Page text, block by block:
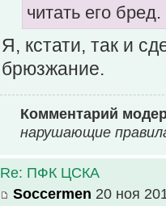
читать его бред.
Я, кстати, так и
брюзжание.
Комментарий
нарушающие
Re: ПФК ЦСКА
Soccermen 20 ноя